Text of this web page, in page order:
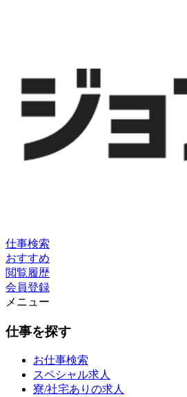
仕事検索
おすすめ
閲覧履歴
会員登録
メニュー
仕事を探す
お仕事検索
スペシャル求人
寮/社宅ありの求人